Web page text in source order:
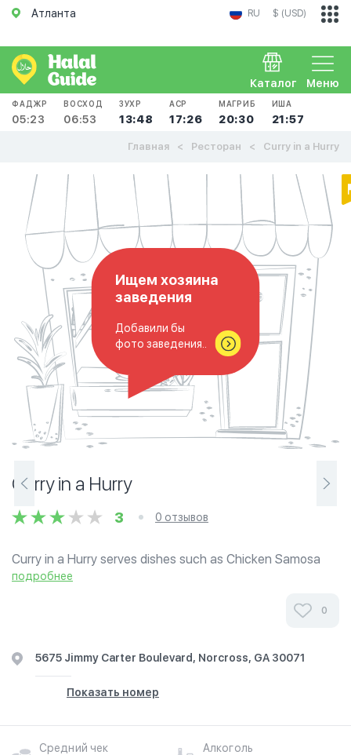
Атланта RU $ (USD)
Меню
Каталог
ФАДЖР
05:23
ВОСХОД
06:53
ЗУХР
13:48
АСР
17:26
МАГРИБ
20:30
ИША
21:57
Главная Ресторан Curry in a Hurry
Ищем хозяина
заведения
Добавили бы
фото заведения..
Curry in a Hurry
3 0 отзывов
Curry in a Hurry serves dishes such as Chicken Samosa
and Dum Biriyani. Located in the Global Mall Food Court.
подробнее
0
5675 Jimmy Carter Boulevard, Norcross, GA 30071
Показать номер
Средний чек
Алкоголь